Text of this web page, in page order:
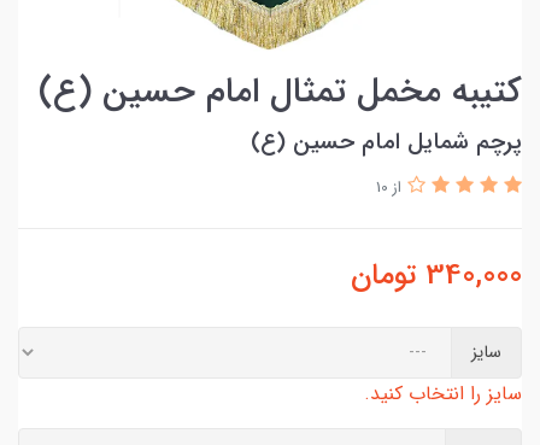
کتیبه مخمل تمثال امام حسین (ع)
پرچم شمایل امام حسین (ع)
از 10
340,000 تومان
سایز
سایز را انتخاب کنید.